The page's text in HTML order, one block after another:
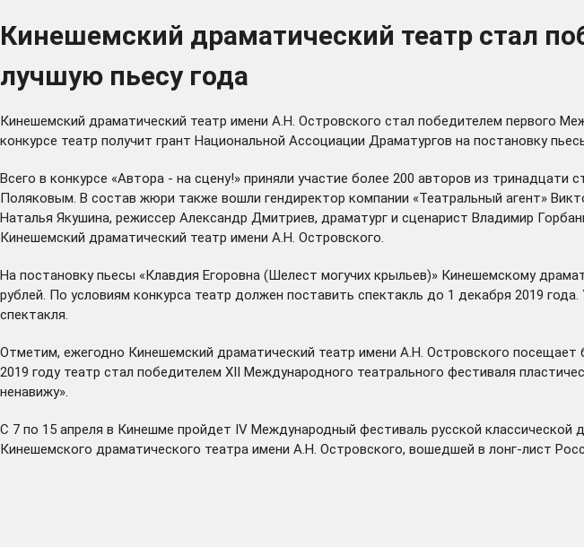
Кинешемский драматический театр стал
лучшую пьесу года
Кинешемский драматический театр имени А.Н. Островского стал победителем первого
конкурсе театр получит грант Национальной Ассоциации Драматургов на постановку
Всего в конкурсе «Автора - на сцену!» приняли участие более 200 авторов из
Поляковым. В состав жюри также вошли гендиректор компании «Театральный агент»
Наталья Якушина, режиссер Александр Дмитриев, драматург и сценарист Владимир
Кинешемский драматический театр имени А.Н. Островского.
На постановку пьесы «Клавдия Егоровна (Шелест могучих крыльев)» Кинешемскому
рублей. По условиям конкурса театр должен поставить спектакль до 1 декабря 2019
спектакля.
Отметим, ежегодно Кинешемский драматический театр имени А.Н. Островского посещает
2019 году театр стал победителем XII Международного театрального фестиваля
ненавижу».
С 7 по 15 апреля в Кинешме пройдет IV Международный фестиваль русской классической
Кинешемского драматического театра имени А.Н. Островского, вошедшей в лонг-лист